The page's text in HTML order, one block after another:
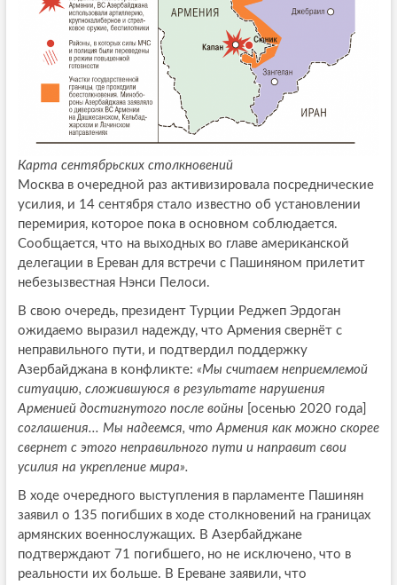
Карта сентябрьских столкновений
Москва в очередной раз активизировала посреднические
усилия, и 14 сентября стало известно об установлении
перемирия, которое пока в основном соблюдается.
Сообщается, что на выходных во главе американской
делегации в Ереван для встречи с Пашиняном прилетит
небезызвестная Нэнси Пелоси.
В свою очередь, президент Турции Реджеп Эрдоган
ожидаемо выразил надежду, что Армения свернёт с
неправильного пути, и подтвердил поддержку
Азербайджана в конфликте: «Мы считаем неприемлемой
ситуацию, сложившуюся в результате нарушения
Арменией достигнутого после войны [осенью 2020 года]
соглашения... Мы надеемся, что Армения как можно скорее
свернет с этого неправильного пути и направит свои
усилия на укрепление мира».
В ходе очередного выступления в парламенте Пашинян
заявил о 135 погибших в ходе столкновений на границах
армянских военнослужащих. В Азербайджане
подтверждают 71 погибшего, но не исключено, что в
реальности их больше. В Ереване заявили, что